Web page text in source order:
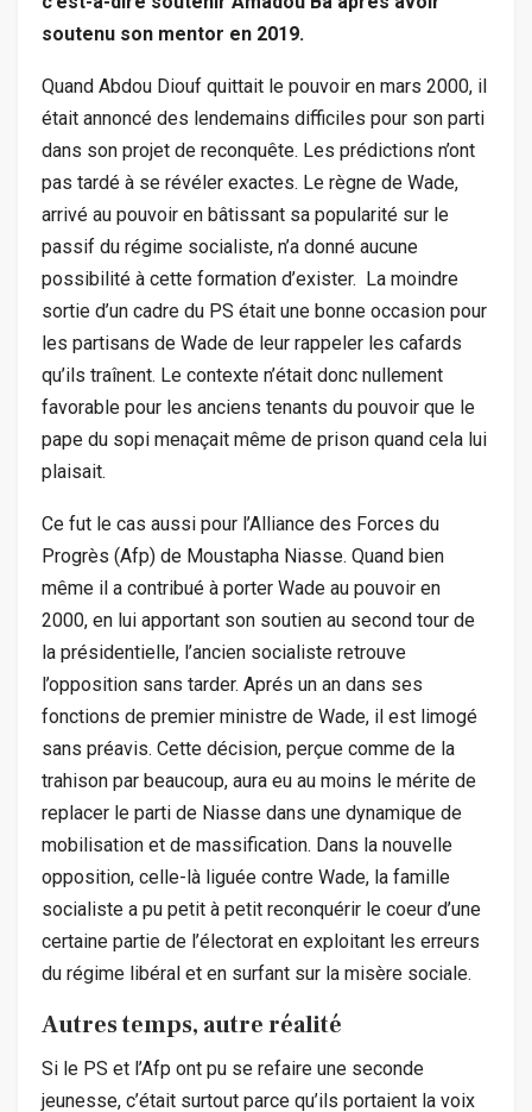
soutenu son mentor en 2019.
Quand Abdou Diouf quittait le pouvoir en mars 2000, il
était annoncé des lendemains difficiles pour son parti
dans son projet de reconquête. Les prédictions n’ont
pas tardé à se révéler exactes. Le règne de Wade,
arrivé au pouvoir en bâtissant sa popularité sur le
passif du régime socialiste, n’a donné aucune
possibilité à cette formation d’exister. La moindre
sortie d’un cadre du PS était une bonne occasion pour
les partisans de Wade de leur rappeler les cafards
qu’ils traînent. Le contexte n’était donc nullement
favorable pour les anciens tenants du pouvoir que le
pape du sopi menaçait même de prison quand cela lui
plaisait.
Ce fut le cas aussi pour l’Alliance des Forces du
Progrès (Afp) de Moustapha Niasse. Quand bien
même il a contribué à porter Wade au pouvoir en
2000, en lui apportant son soutien au second tour de
la présidentielle, l’ancien socialiste retrouve
l’opposition sans tarder. Aprés un an dans ses
fonctions de premier ministre de Wade, il est limogé
sans préavis. Cette décision, perçue comme de la
trahison par beaucoup, aura eu au moins le mérite de
replacer le parti de Niasse dans une dynamique de
mobilisation et de massification. Dans la nouvelle
opposition, celle-là liguée contre Wade, la famille
socialiste a pu petit à petit reconquérir le coeur d’une
certaine partie de l’électorat en exploitant les erreurs
du régime libéral et en surfant sur la misère sociale.
Autres temps, autre réalité
Si le PS et l’Afp ont pu se refaire une seconde
jeunesse, c’était surtout parce qu’ils portaient la voix